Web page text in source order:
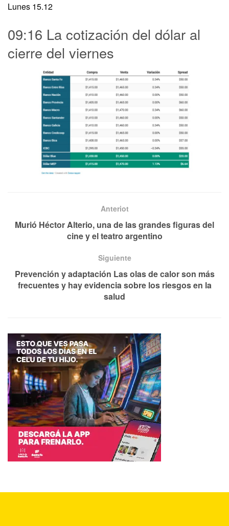
Lunes 15.12
09:16 La cotización del dólar al
cierre del viernes
Anteriot
Murió Héctor Alterio, una de las grandes figuras del
cine y el teatro argentino
Siguiente
Prevención y adaptación Las olas de calor son más
frecuentes y hay evidencia sobre los riesgos en la
salud